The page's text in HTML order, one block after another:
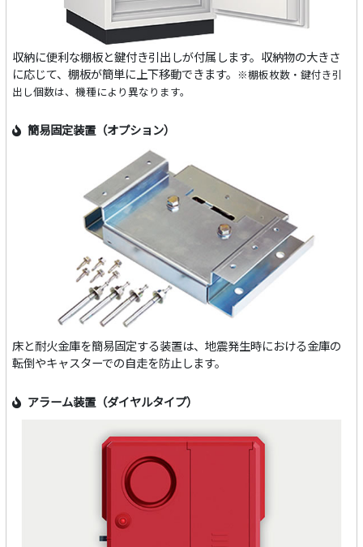
収納に便利な棚板と鍵付き引出しが付属します。収納物の大きさ
に応じて、棚板が簡単に上下移動できます。 ※棚板枚数・鍵付き引
出し個数は、機種により異なります。
簡易固定装置（オプション）
床と耐火金庫を簡易固定する装置は、地震発生時における金庫の
転倒やキャスターでの自走を防止します。
アラーム装置（ダイヤルタイプ）